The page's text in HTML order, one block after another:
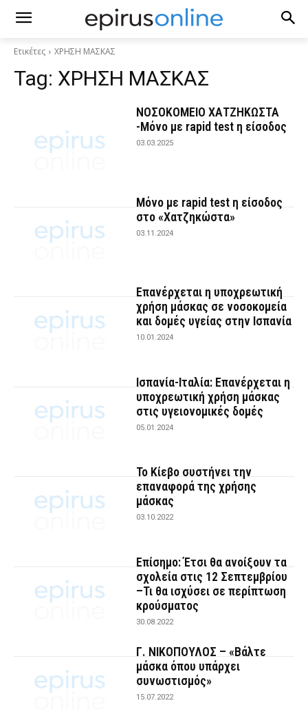
Ετικέτες ΧΡΗΣΗ ΜΑΣΚΑΣ
Tag: ΧΡΗΣΗ ΜΑΣΚΑΣ
ΝΟΣΟΚΟΜΕΙΟ ΧΑΤΖΗΚΩΣΤΑ
-Μόνο με rapid test η είσοδος
03.03.2025
Μόνο με rapid test η είσοδος
στο «Χατζηκώστα»
03.11.2024
Επανέρχεται η υποχρεωτική
χρήση μάσκας σε νοσοκομεία
και δομές υγείας στην Ισπανία
10.01.2024
Ισπανία-Ιταλία: Επανέρχεται η
υποχρεωτική χρήση μάσκας
στις υγειονομικές δομές
05.01.2024
Το Κίεβο συστήνει την
επαναφορά της χρήσης
μάσκας
03.10.2022
Επίσημο: Έτσι θα ανοίξουν τα
σχολεία στις 12 Σεπτεμβρίου
–Τι θα ισχύσει σε περίπτωση
κρούσματος
30.08.2022
Γ. ΝΙΚΟΠΟΥΛΟΣ – «Βάλτε
μάσκα όπου υπάρχει
συνωστισμός»
15.07.2022